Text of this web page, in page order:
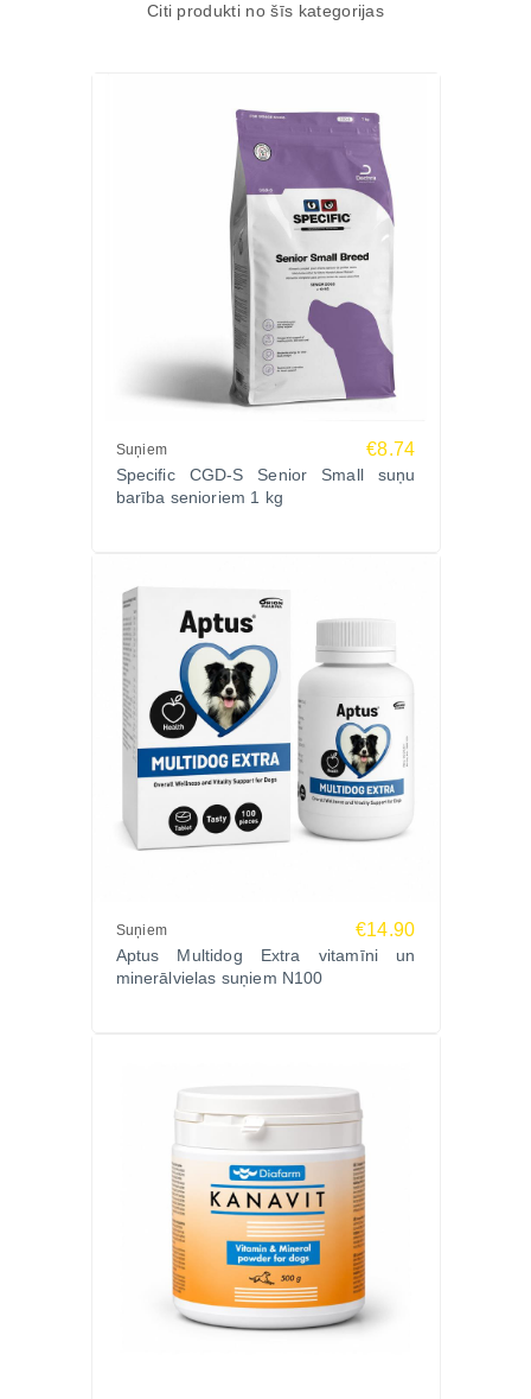
Citi produkti no šīs kategorijas
Suņiem €8.74
Specific CGD-S Senior Small suņu
barība senioriem 1 kg
Suņiem €14.90
Aptus Multidog Extra vitamīni un
minerālvielas suņiem N100